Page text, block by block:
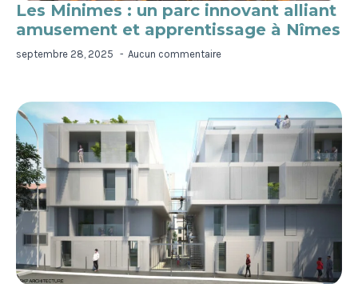
Les Minimes : un parc innovant alliant
amusement et apprentissage à Nîmes
septembre 28, 2025 Aucun commentaire